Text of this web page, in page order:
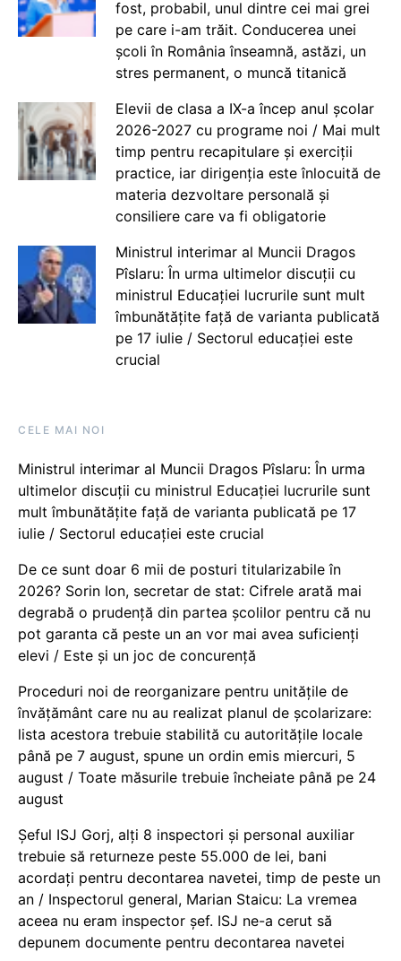
fost, probabil, unul dintre cei mai grei
pe care i-am trăit. Conducerea unei
școli în România înseamnă, astăzi, un
stres permanent, o muncă titanică
Elevii de clasa a IX-a încep anul școlar
2026-2027 cu programe noi / Mai mult
timp pentru recapitulare și exerciții
practice, iar dirigenția este înlocuită de
materia dezvoltare personală și
consiliere care va fi obligatorie
Ministrul interimar al Muncii Dragos
Pîslaru: În urma ultimelor discuții cu
ministrul Educației lucrurile sunt mult
îmbunătățite față de varianta publicată
pe 17 iulie / Sectorul educației este
crucial
CELE MAI NOI
Ministrul interimar al Muncii Dragos Pîslaru: În urma
ultimelor discuții cu ministrul Educației lucrurile sunt
mult îmbunătățite față de varianta publicată pe 17
iulie / Sectorul educației este crucial
De ce sunt doar 6 mii de posturi titularizabile în
2026? Sorin Ion, secretar de stat: Cifrele arată mai
degrabă o prudență din partea școlilor pentru că nu
pot garanta că peste un an vor mai avea suficienți
elevi / Este și un joc de concurență
Proceduri noi de reorganizare pentru unitățile de
învățământ care nu au realizat planul de școlarizare:
lista acestora trebuie stabilită cu autoritățile locale
până pe 7 august, spune un ordin emis miercuri, 5
august / Toate măsurile trebuie încheiate până pe 24
august
Șeful ISJ Gorj, alți 8 inspectori și personal auxiliar
trebuie să returneze peste 55.000 de lei, bani
acordați pentru decontarea navetei, timp de peste un
an / Inspectorul general, Marian Staicu: La vremea
aceea nu eram inspector șef. ISJ ne-a cerut să
depunem documente pentru decontarea navetei